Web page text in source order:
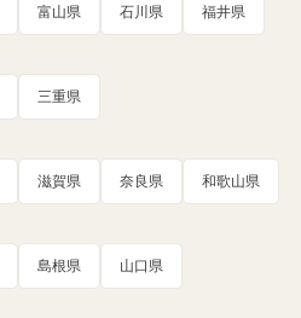
富山県 石川県 福井県
三重県
滋賀県 奈良県 和歌山県
島根県 山口県